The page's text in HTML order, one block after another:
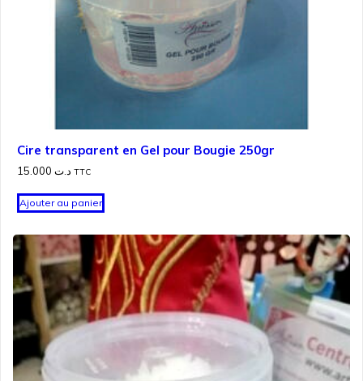
Cire transparent en Gel pour Bougie 250gr
د.ت TTC
Ajouter au panier